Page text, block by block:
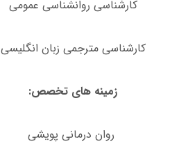
کارشناسی روانشناسی عمومی
کارشناسی مترجمی زبان انگلیسی
زمینه های تخصص:
روان درمانی پویشی